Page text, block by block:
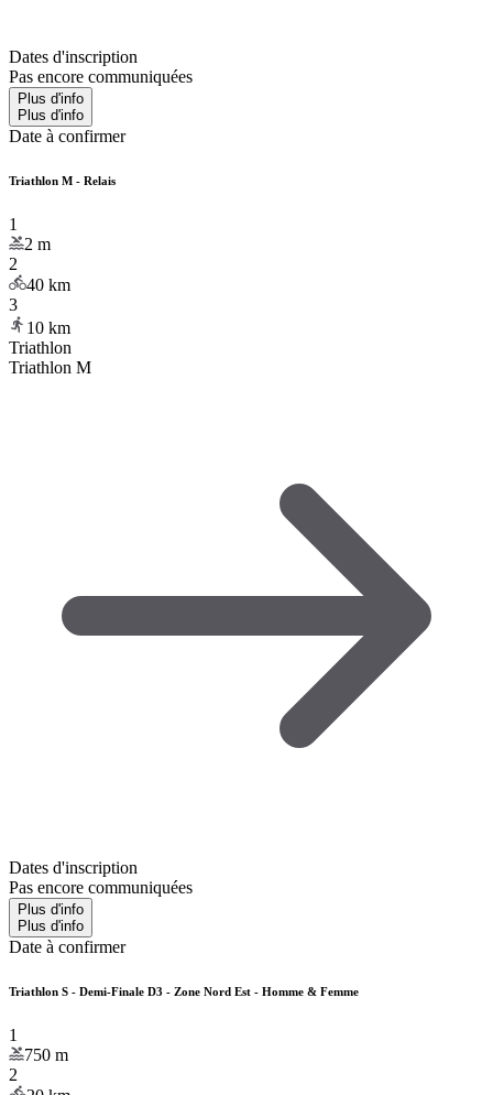
Dates d'inscription
Pas encore communiquées
Plus d'info
Plus d'info
Date à confirmer
Triathlon M - Relais
1
2 m
2
40 km
3
10 km
Triathlon
Triathlon M
Dates d'inscription
Pas encore communiquées
Plus d'info
Plus d'info
Date à confirmer
Triathlon S - Demi-Finale D3 - Zone Nord Est - Homme & Femme
1
750 m
2